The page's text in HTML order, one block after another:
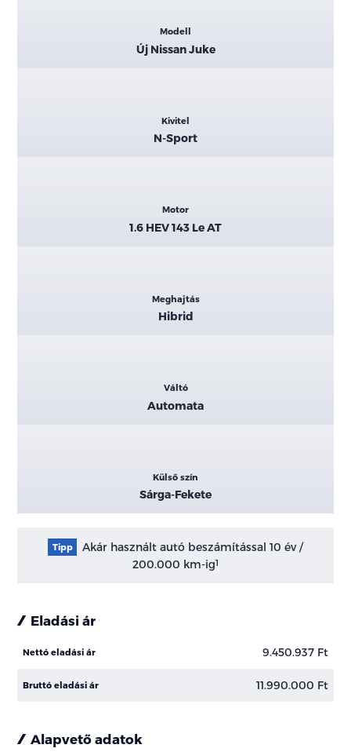
Modell
Új Nissan Juke
Kivitel
N-Sport
Motor
1.6 HEV 143 Le AT
Meghajtás
Hibrid
Váltó
Automata
Külső szín
Sárga-Fekete
Tipp
Akár használt autó beszámítással 10 év /
200.000 km-ig1
Eladási ár
Nettó eladási ár 9.450.937 Ft
Bruttó eladási ár 11.990.000 Ft
Alapvető adatok